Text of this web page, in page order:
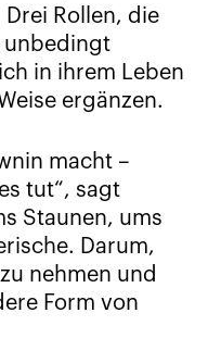
Rollen, die
unbedingt
in ihrem Leben
ergänzen.
macht –
tut“, sagt
Staunen, ums
Darum,
nehmen und
Form von